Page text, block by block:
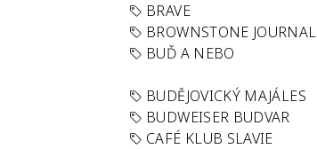
BRAVE
BROWNSTONE JOURNAL
BUĎ A NEBO
BUDĚJOVICKÝ MAJÁLES
BUDWEISER BUDVAR
CAFÉ KLUB SLAVIE